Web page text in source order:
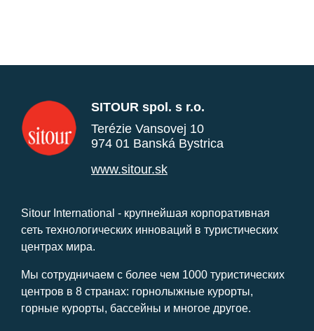
SITOUR spol. s r.o.
Terézie Vansovej 10
974 01 Banská Bystrica
www.sitour.sk
Sitour International - крупнейшая корпоративная
сеть технологических инноваций в туристических
центрах мира.
Мы сотрудничаем с более чем 1000 туристических
центров в 8 странах: горнолыжные курорты,
горные курорты, бассейны и многое другое.